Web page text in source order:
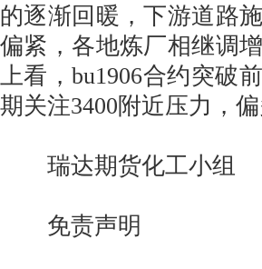
的逐渐回暖，下游道路
偏紧，各地炼厂相继调
上看，bu1906合约突破
期关注3400附近压力，偏
瑞达期货化工小组
免责声明